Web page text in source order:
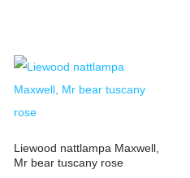
Liewood nattlampa Maxwell,
Mr bear tuscany rose